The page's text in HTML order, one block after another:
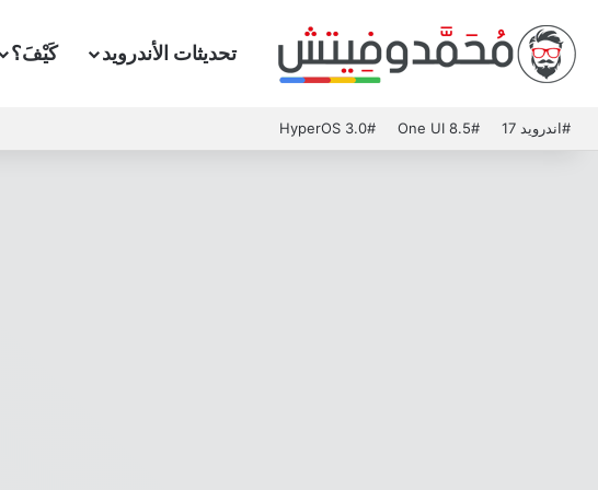
تحديثات الأندرويد كَيْفَ؟
#اندرويد 17 #One UI 8.5
#HyperOS 3.0